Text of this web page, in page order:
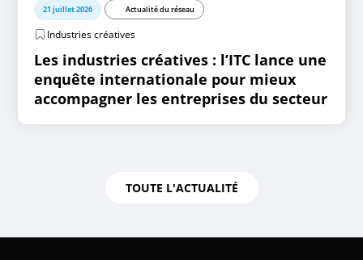
21 juillet 2026 Actualité du réseau
Industries créatives
Les industries créatives : l’ITC lance une
enquête internationale pour mieux
accompagner les entreprises du secteur
TOUTE L'ACTUALITÉ